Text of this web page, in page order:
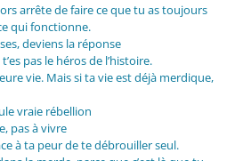
arrête de faire ce que tu as toujours
qui fonctionne.
deviens la réponse
pas le héros de l’histoire.
vie. Mais si ta vie est déjà merdique,
vraie rébellion
pas à vivre
à ta peur de te débrouiller seul.